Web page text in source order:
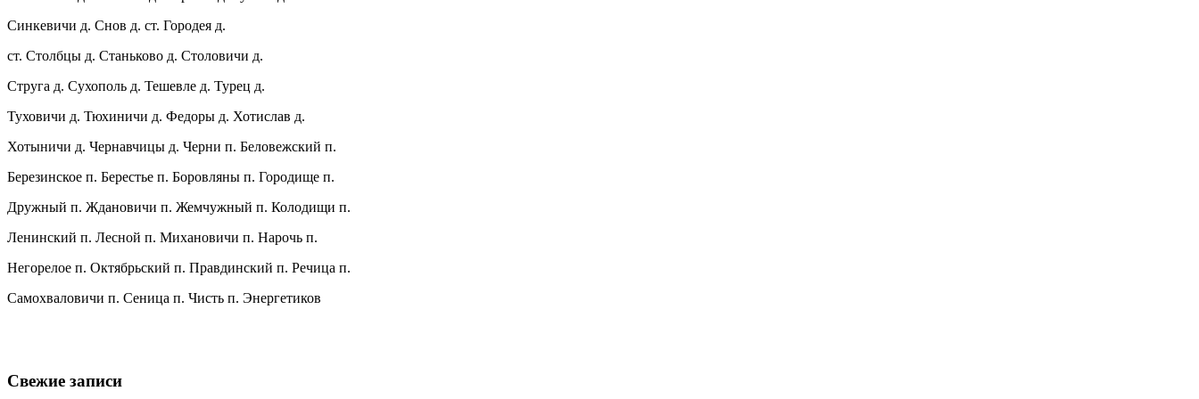
Синкевичи д. Снов д. ст. Городея д.
ст. Столбцы д. Станьково д. Столовичи д.
Струга д. Сухополь д. Тешевле д. Турец д.
Туховичи д. Тюхиничи д. Федоры д. Хотислав д.
Хотыничи д. Чернавчицы д. Черни п. Беловежский п.
Березинское п. Берестье п. Боровляны п. Городище п.
Дружный п. Ждановичи п. Жемчужный п. Колодищи п.
Ленинский п. Лесной п. Михановичи п. Нарочь п.
Негорелое п. Октябрьский п. Правдинский п. Речица п.
Самохваловичи п. Сеница п. Чисть п. Энергетиков
Свежие записи